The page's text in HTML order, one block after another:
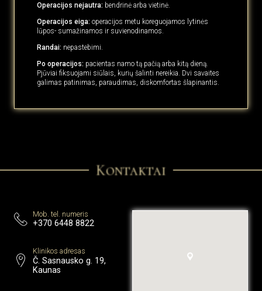
Operacijos nejautra: bendrinė arba vietinė.
Operacijos eiga: operacijos metu koreguojamos lytinės
lūpos- sumažinamos ir suvienodinamos.
Randai: nepastebimi.
Po operacijos: pacientas namo tą pačią arba kitą dieną.
Pjūviai fiksuojami siūlais, kurių šalinti nereikia. Dvi savaites
galimas patinimas, paraudimas, diskomfortas šlapinantis.
Kontaktai
Mob. tel. numeris
+370 6448 8822
Klinikos adresas
Č. Sasnausko g. 19,
Kaunas